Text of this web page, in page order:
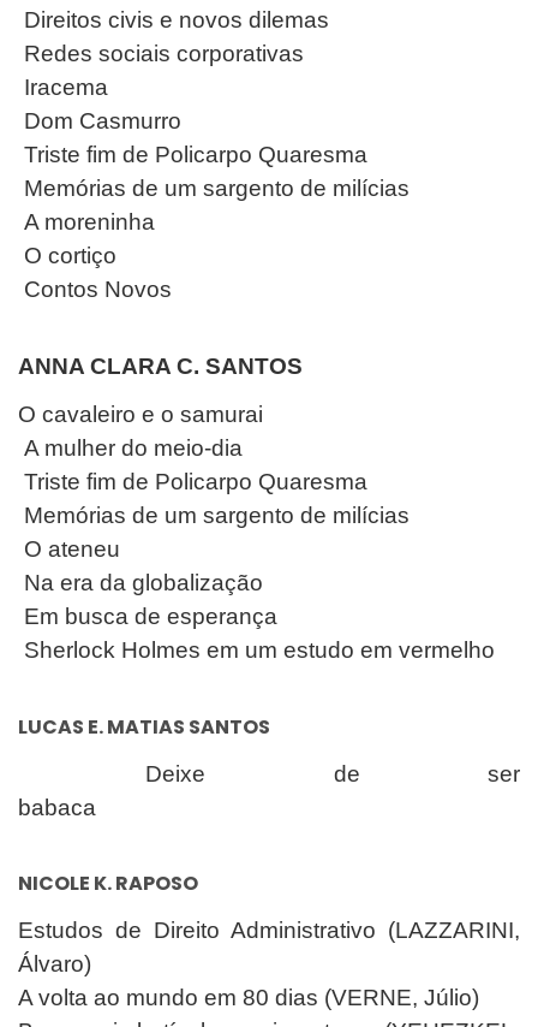
Direitos civis e novos dilemas
Redes sociais corporativas
Iracema
Dom Casmurro
Triste fim de Policarpo Quaresma
Memórias de um sargento de milícias
A moreninha
O cortiço
Contos Novos
ANNA CLARA C. SANTOS
O cavaleiro e o samurai
A mulher do meio-dia
Triste fim de Policarpo Quaresma
Memórias de um sargento de milícias
O ateneu
Na era da globalização
Em busca de esperança
Sherlock Holmes em um estudo em vermelho
LUCAS E. MATIAS SANTOS
Deixe de ser
babaca
NICOLE K. RAPOSO
Estudos de Direito Administrativo (LAZZARINI,
Álvaro)
A volta ao mundo em 80 dias (VERNE, Júlio)